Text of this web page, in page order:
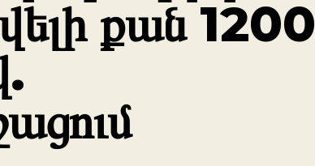
քան 1200